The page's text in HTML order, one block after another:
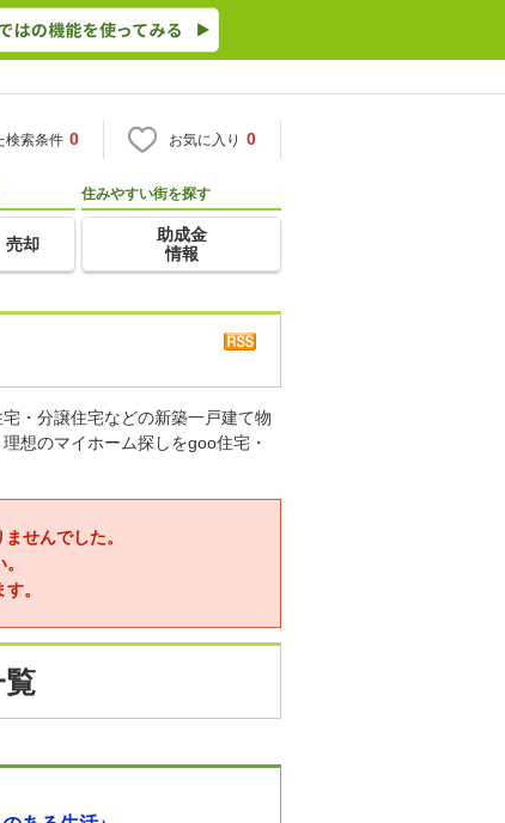
検索条件 0 お気に入り 0
売却
住みやすい街を探す
助成金
情報
・分譲住宅などの新築一戸建て物
想のマイホーム探しをgoo住宅・
せんでした。
。